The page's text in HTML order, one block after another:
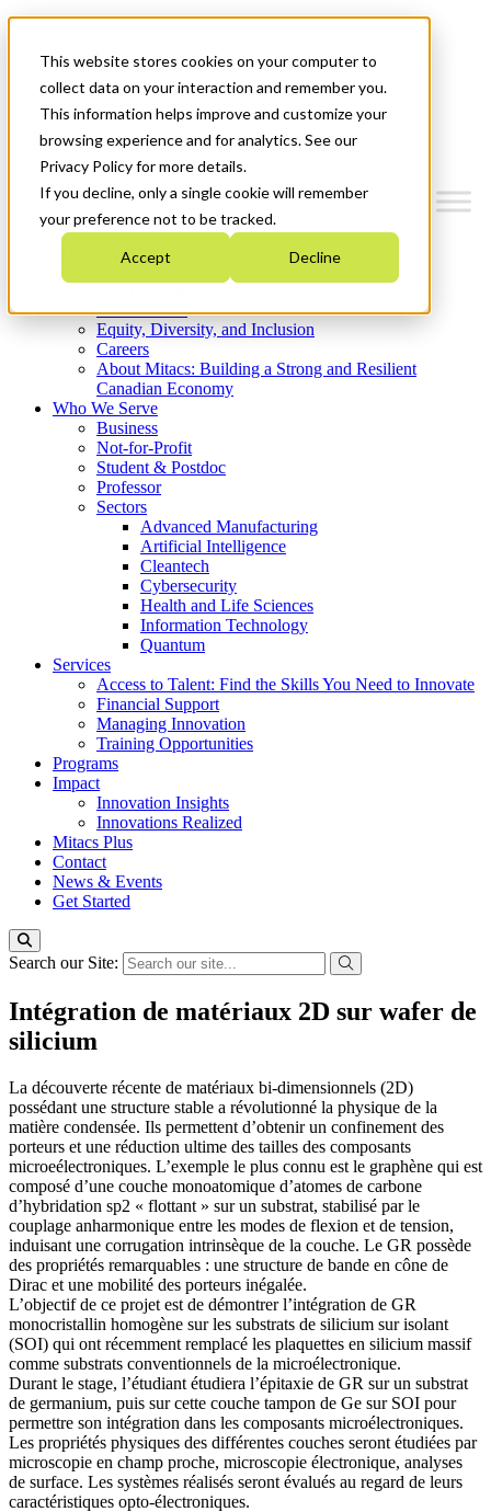
This website stores cookies on your computer to
collect data on your interaction and remember you.
This information helps improve and customize your
browsing experience and for analytics. See our
Privacy Policy for more details.
If you decline, only a single cookie will remember
your preference not to be tracked.
Accept Decline
News & Events
Get Started
Menu
Who We Are
Strategic Plan 2026-2030
What We Do
Equity, Diversity, and Inclusion
Careers
About Mitacs: Building a Strong and Resilient
Canadian Economy
Who We Serve
Business
Not-for-Profit
Student & Postdoc
Professor
Sectors
Advanced Manufacturing
Artificial Intelligence
Cleantech
Cybersecurity
Health and Life Sciences
Information Technology
Quantum
Services
Access to Talent: Find the Skills You Need to Innovate
Financial Support
Managing Innovation
Training Opportunities
Programs
Impact
Innovation Insights
Innovations Realized
Mitacs Plus
Contact
News & Events
Get Started
Search our Site:
Intégration de matériaux 2D sur wafer de
silicium
La découverte récente de matériaux bi-dimensionnels (2D)
possédant une structure stable a révolutionné la physique de la
matière condensée. Ils permettent d’obtenir un confinement des
porteurs et une réduction ultime des tailles des composants
microeélectroniques. L’exemple le plus connu est le graphène qui est
composé d’une couche monoatomique d’atomes de carbone
d’hybridation sp2 « flottant » sur un substrat, stabilisé par le
couplage anharmonique entre les modes de flexion et de tension,
induisant une corrugation intrinsèque de la couche. Le GR possède
des propriétés remarquables : une structure de bande en cône de
Dirac et une mobilité des porteurs inégalée.
L’objectif de ce projet est de démontrer l’intégration de GR
monocristallin homogène sur les substrats de silicium sur isolant
(SOI) qui ont récemment remplacé les plaquettes en silicium massif
comme substrats conventionnels de la microélectronique.
Durant le stage, l’étudiant étudiera l’épitaxie de GR sur un substrat
de germanium, puis sur cette couche tampon de Ge sur SOI pour
permettre son intégration dans les composants microélectroniques.
Les propriétés physiques des différentes couches seront étudiées par
microscopie en champ proche, microscopie électronique, analyses
de surface. Les systèmes réalisés seront évalués au regard de leurs
caractéristiques opto-électroniques.